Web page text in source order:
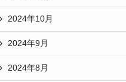
2024年10月
2024年9月
2024年8月